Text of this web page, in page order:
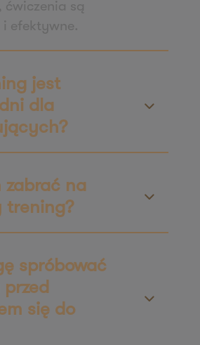
2b/49
3 lok. 5
Zapisz mnie
21
Góra
3A
Góra
ćwiczenia są
i efektywne.
jest
dla
zabrać na
trening?
spróbować
się do